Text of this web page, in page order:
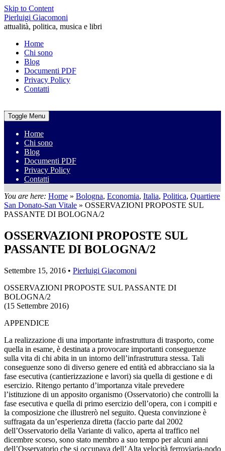
Skip to Content
Pierluigi Giacomoni
attualità, politica, musica e libri
Home
Chi sono
Blog
Documenti PDF
Privacy Policy
Contatti
Toggle Menu
Home
Chi sono
Blog
Documenti PDF
Privacy Policy
Contatti
You are here: Home » Bologna, Economia, Italia, Politica, Quartiere
San Donato-San Vitale » OSSERVAZIONI PROPOSTE SUL
PASSANTE DI BOLOGNA/2
OSSERVAZIONI PROPOSTE SUL
PASSANTE DI BOLOGNA/2
Settembre 15, 2016 • Pierluigi Giacomoni
OSSERVAZIONI PROPOSTE SUL PASSANTE DI
BOLOGNA/2
(15 Settembre 2016)
APPENDICE
La realizzazione di una importante infrastruttura di trasporto, come
quella in esame, è destinata a provocare importanti conseguenze
sulla vita di chi abita in un intorno dell’infrastruttura stessa. Tali
conseguenze sono di diverso genere ed entità ed abbracciano sia la
fase esecutiva (cantierizzazione e lavori) sia quella di gestione e di
esercizio. Ritengo pertanto d’importanza vitale prevedere
l’istituzione di un apposito organismo (Osservatorio) che controlli la
fase esecutiva e quella di primo esercizio dell’opera, con i compiti e
la composizione che illustrerò nel seguito. Questa convinzione è
suffragata da un’esperienza diretta (faccio parte dal 2002
dell’Osservatorio della Variante di valico, aperta al traffico nel
dicembre scorso, sono stato membro a suo tempo per alcuni anni
dell’Osservatorio che si occupava dell’ Alta velocità ferroviaria-nodo